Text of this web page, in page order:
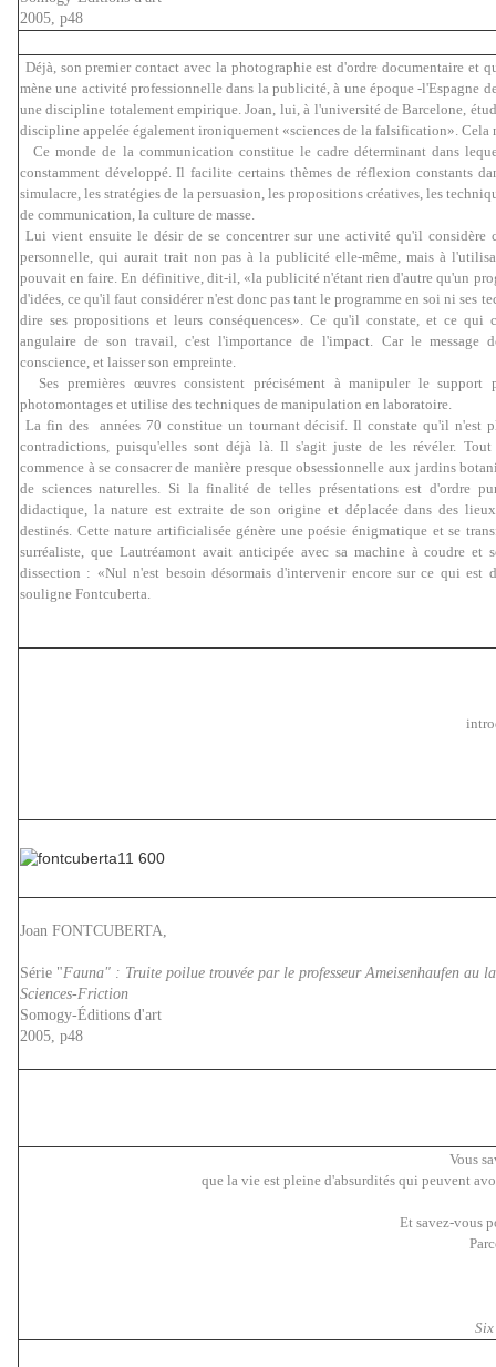
2005, p48
Déjà, son premier contact avec la photographie est d'ordre documentaire et
mène une activité professionnelle dans la publicité, à une époque -l'Espagne
une discipline totalement empirique. Joan, lui, à l'université de Barcelone,
discipline appelée également ironiquement «sciences de la falsification». Cela
Ce monde de la communication constitue le cadre déterminant dans
constamment développé. Il facilite certains thèmes de réflexion constants
simulacre, les stratégies de la persuasion, les propositions créatives, les
de communication, la culture de masse.
Lui vient ensuite le désir de se concentrer sur une activité qu'il considère
personnelle, qui aurait trait non pas à la publicité elle-même, mais à
pouvait en faire. En définitive, dit-il, «la publicité n'étant rien d'autre qu'un
d'idées, ce qu'il faut considérer n'est donc pas tant le programme en soi ni ses
dire ses propositions et leurs conséquences». Ce qu'il constate, et ce qui
angulaire de son travail, c'est l'importance de l'impact. Car le message
conscience, et laisser son empreinte.
Ses premières œuvres consistent précisément à manipuler le support
photomontages et utilise des techniques de manipulation en laboratoire.
La fin des années 70 constitue un tournant décisif. Il constate qu'il n'est
contradictions, puisqu'elles sont déjà là. Il s'agit juste de les révéler. Tout
commence à se consacrer de manière presque obsessionnelle aux jardins
de sciences naturelles. Si la finalité de telles présentations est d'ordre
didactique, la nature est extraite de son origine et déplacée dans des
destinés. Cette nature artificialisée génère une poésie énigmatique et se
surréaliste, que Lautréamont avait anticipée avec sa machine à coudre et
dissection : «Nul n'est besoin désormais d'intervenir encore sur ce qui est
souligne Fontcuberta.
Joan FONTCUBERTA,
Série "Fauna" : Truite poilue trouvée par le professeur Ameisenhaufen au
Sciences-Friction
Somogy-Éditions d'art
2005, p48
Vous
que la vie est pleine d'absurdités qui peuvent
Et savez-vous